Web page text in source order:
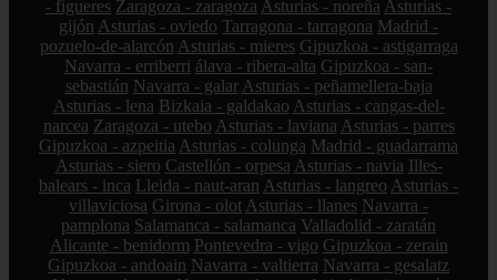
- figueres Zaragoza - zaragoza Asturias - noreña Asturias -
gijón Asturias - oviedo Tarragona - tarragona Madrid -
pozuelo-de-alarcón Asturias - mieres Gipuzkoa - astigarraga
Navarra - erriberri álava - ribera-alta Gipuzkoa - san-
sebastián Navarra - galar Asturias - peñamellera-baja
Asturias - lena Bizkaia - galdakao Asturias - cangas-del-
narcea Zaragoza - utebo Asturias - laviana Asturias - parres
Gipuzkoa - azpeitia Asturias - colunga Madrid - guadarrama
Asturias - siero Castellón - orpesa Asturias - navia Illes-
balears - inca Lleida - naut-aran Asturias - langreo Asturias -
villaviciosa Girona - olot Asturias - llanes Navarra -
pamplona Salamanca - salamanca Valladolid - zaratán
Alicante - benidorm Pontevedra - vigo Gipuzkoa - zerain
Gipuzkoa - andoain Navarra - valtierra Navarra - gesalatz